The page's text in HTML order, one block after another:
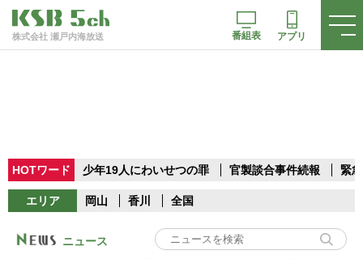
株式会社 瀬戸内海放送 番組表 アプリ
HOTワード 少年19人にわいせつの罪 官製談合事件続報 緊
エリア 岡山 香川 全国
ニュース